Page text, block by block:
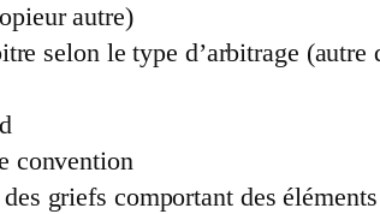
autre)
selon le type d’arbitrage (autre
convention
griefs comportant des